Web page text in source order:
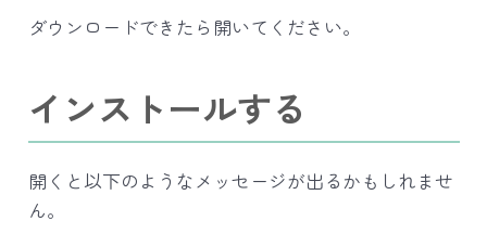
ダウンロードできたら開いてください。
インストールする
開くと以下のようなメッセージが出るかもしれませ
ん。